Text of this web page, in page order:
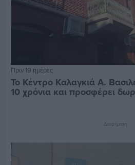
Πριν 19 ημέρες
Το Κέντρο Καλαγκιά Α.
10 χρόνια και προσφέρει
Διαφήμιση